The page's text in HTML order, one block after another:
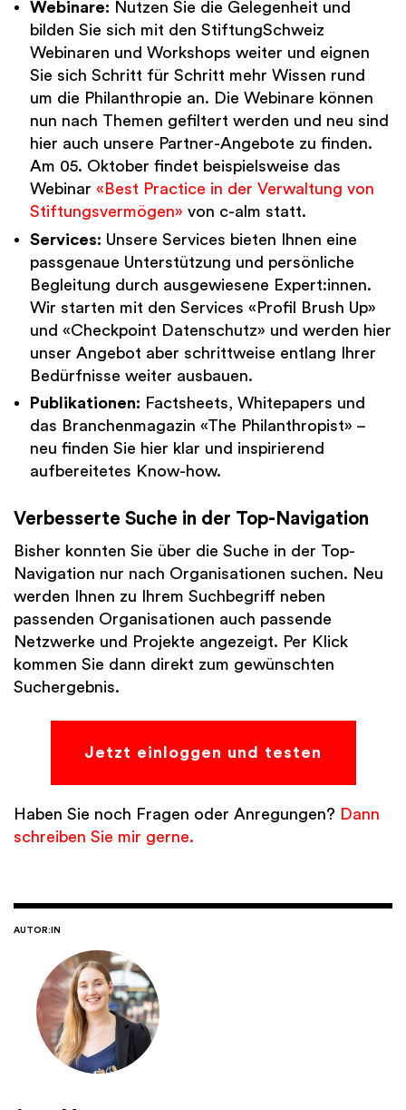
Webinare: Nutzen Sie die Gelegenheit und
bilden Sie sich mit den StiftungSchweiz
Webinaren und Workshops weiter und eignen
Sie sich Schritt für Schritt mehr Wissen rund
um die Philanthropie an. Die Webinare können
nun nach Themen gefiltert werden und neu sind
hier auch unsere Partner-Angebote zu finden.
Am 05. Oktober findet beispielsweise das
Webinar«Best Practice in der Verwaltung von
Stiftungsvermögen» von c-alm statt.
Services: Unsere Services bieten Ihnen eine
passgenaue Unterstützung und persönliche
Begleitung durch ausgewiesene Expert:​innen.
Wir starten mit den Services «Profil Brush Up»
und «Checkpoint Datenschutz» und werden hier
unser Angebot aber schrittweise entlang Ihrer
Bedürfnisse weiter ausbauen.​
Publikationen: Factsheets, Whitepapers und
das Branchenmagazin «The Philanthropist» –
neu finden Sie hier klar und inspirierend
aufbereitetes Know-how.​
Verbesserte Suche in der Top-Navigation
Bisher konnten Sie über die Suche in der Top-
Navigation nur nach Organisationen suchen. Neu
werden Ihnen zu Ihrem Suchbegriff neben
passenden Organisationen auch passende
Netzwerke und Projekte angezeigt. Per Klick
kommen Sie dann direkt zum gewünschten
Suchergebnis.
Jetzt einloggen und testen
Haben Sie noch Fragen oder Anregungen? Dann
schreiben Sie mir gerne.
AUTOR:IN